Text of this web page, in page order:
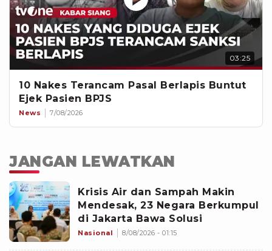
03:25
10 Nakes Terancam Pasal Berlapis Buntut
Ejek Pasien BPJS
News 7/08/2026
JANGAN LEWATKAN
Krisis Air dan Sampah Makin
Mendesak, 23 Negara Berkumpul
di Jakarta Bawa Solusi
Nasional 8/08/2026 - 01:15